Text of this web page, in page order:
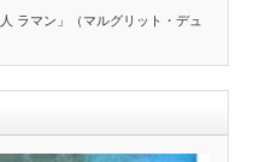
ラマン」（マルグリット・デュ